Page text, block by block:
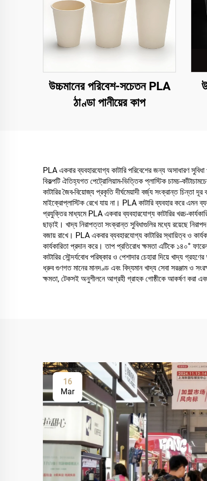
উচ্চমানের পরিবেশ-সচেতন PLA
ঠাণ্ডা পানীয়ের কাপ
PLA একবার ব্যবহারযোগ্য কাটারি পরিবেশের জন্য অসাধারণ
বিকল্পটি ঐতিহ্যগত পেট্রোলিয়াম-ভিত্তিক প্লাস্টিক চামচ-
কাটারির জৈব-বিয়োজ্য প্রকৃতি দীর্ঘমেয়াদী বর্জ্য সংক্রান্ত চিন্তা
মাইক্রোপ্লাস্টিক রেখে যায় না। PLA কাটারি ব্যবহার করে এমন
প্রযুক্তির মাধ্যমে PLA একবার ব্যবহারযোগ্য কাটারির খরচ-
ছাড়াই। খাদ্য নিরাপত্তা সংক্রান্ত সুবিধাগুলির মধ্যে রয়েছে
বজায় রাখে। PLA একবার ব্যবহারযোগ্য কাটারির স্থায়িত্ব ও
কার্যকারিতা প্রদান করে। তাপ প্রতিরোধ ক্ষমতা এটিকে ১৪০°
কাটারির সৌন্দর্যবোধ পরিষ্কার ও পেশাদার চেহারা দিয়ে খাদ্য
ধ্রুব গুণগত মানের মানদণ্ড এবং বিদ্যমান খাদ্য সেবা সরঞ্জাম ও
ক্ষমতা, টেকসই অনুশীলনে আগ্রহী গ্রাহক গোষ্ঠীকে আকর্ষণ করা
16
Mar